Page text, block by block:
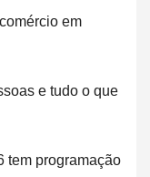
em
e tudo o que
tem programação